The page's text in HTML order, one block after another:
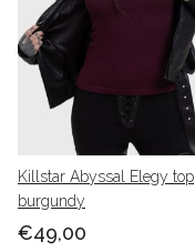
Killstar Abyssal Elegy top
burgundy
€49,00